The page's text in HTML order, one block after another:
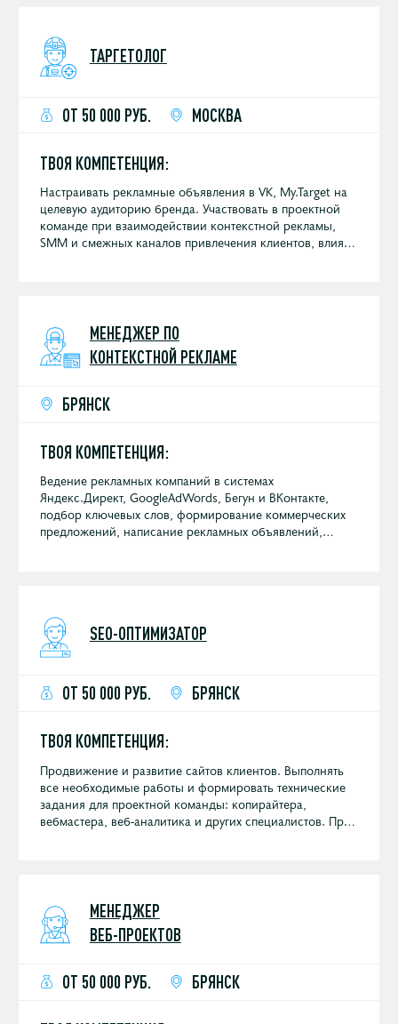
ТАРГЕТОЛОГ
ОТ 50 000 РУБ. МОСКВА
ТВОЯ КОМПЕТЕНЦИЯ:
Настраивать рекламные объявления в VK, My.Target на
целевую аудиторию бренда. Участвовать в проектной
команде при взаимодействии контекстной рекламы,
SMM и смежных каналов привлечения клиентов, влиять
МЕНЕДЖЕР ПО
КОНТЕКСТНОЙ РЕКЛАМЕ
БРЯНСК
ТВОЯ КОМПЕТЕНЦИЯ:
Ведение рекламных компаний в системах
Яндекс.Директ, GoogleAdWords, Бегун и ВКонтакте,
подбор ключевых слов, формирование коммерческих
предложений, написание рекламных объявлений,
SEO-ОПТИМИЗАТОР
ОТ 50 000 РУБ. БРЯНСК
ТВОЯ КОМПЕТЕНЦИЯ:
Продвижение и развитие сайтов клиентов. Выполнять
все необходимые работы и формировать технические
задания для проектной команды: копирайтера,
вебмастера, веб-аналитика и других специалистов. При
МЕНЕДЖЕР
ВЕБ-ПРОЕКТОВ
ОТ 50 000 РУБ. БРЯНСК